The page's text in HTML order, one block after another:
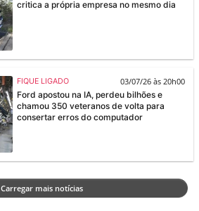
critica a própria empresa no mesmo dia
FIQUE LIGADO
03/07/26 às 20h00
Ford apostou na IA, perdeu bilhões e
chamou 350 veteranos de volta para
consertar erros do computador
Carregar mais notícias